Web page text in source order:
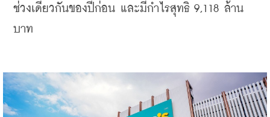
ช่วงเดียวกันของปีก่อน และมีกำไรสุทธิ 9,118 ล้าน
บาท